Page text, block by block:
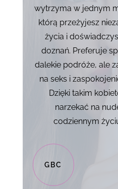
wytrzyma w jednym
którą przeżyjesz
życia i
doznań. Preferuje
dalekie podróże, ale
na seks i
Dzięki takim
narzekać na
codziennym
GBC